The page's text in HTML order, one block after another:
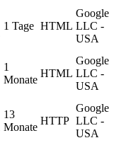
1 Tage HTML
Google
LLC -
USA
1
Monate
HTML
Google
LLC -
USA
13
Monate
HTTP
Google
LLC -
USA